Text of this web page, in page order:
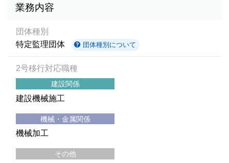
業務内容
団体種別
特定監理団体
団体種別について
2号移行対応職種
建設関係
建設機械施工
機械・金属関係
機械加工
その他